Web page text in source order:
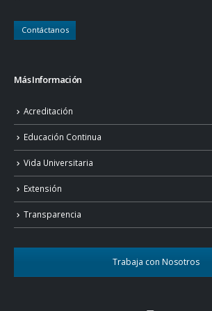
Contáctanos
Más Información
Acreditación
Educación Continua
Vida Universitaria
Extensión
Transparencia
Trabaja con Nosotros